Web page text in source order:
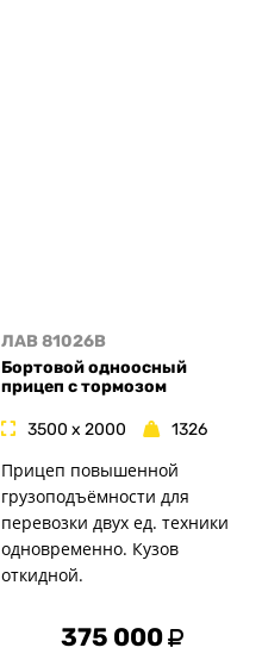
ЛАВ 81026B
Бортовой одноосный
прицеп с тормозом
3500 x 2000 1326
Прицеп повышенной
грузоподъёмности для
перевозки двух ед. техники
одновременно. Кузов
откидной.
375 000